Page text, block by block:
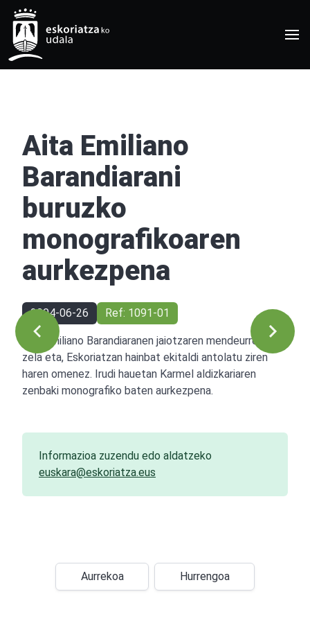
Aita Emiliano
Barandiarani
buruzko
monografikoaren
aurkezpena
2004-06-26 Ref: 1091-01
Aita Emiliano Barandiaranen jaiotzaren mendeurrena
zela eta, Eskoriatzan hainbat ekitaldi antolatu ziren
haren omenez. Irudi hauetan Karmel aldizkariaren
zenbaki monografiko baten aurkezpena.
Informazioa zuzendu edo aldatzeko
euskara@eskoriatza.eus
Aurrekoa Hurrengoa